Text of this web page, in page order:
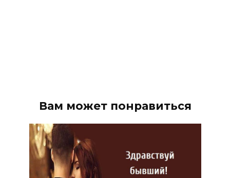
Вам может понравиться